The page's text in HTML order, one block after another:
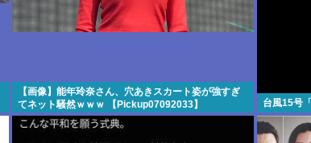
【画像】能年玲奈さん、穴あきスカート姿が強すぎ
てネット騒然ｗｗｗ 【Pickup07092033】
台風15号